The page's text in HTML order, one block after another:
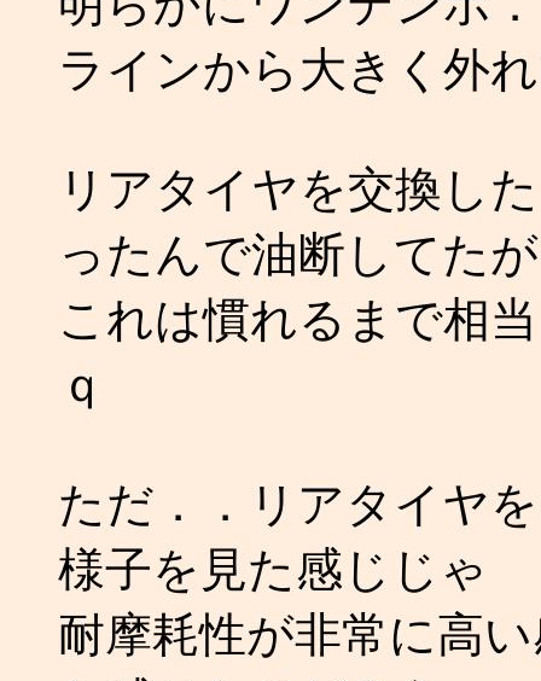
ラインから大きく外
リアタイヤを交換し
ったんで油断してた
これは慣れるまで相
ｑ
ただ．．リアタイヤ
様子を見た感じじゃ
耐摩耗性が非常に高